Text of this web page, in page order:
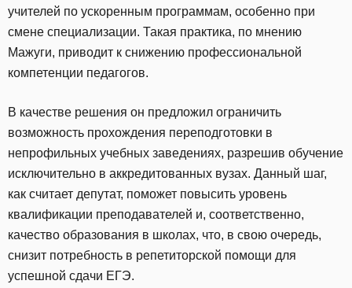
учителей по ускоренным программам, особенно при
смене специализации. Такая практика, по мнению
Мажуги, приводит к снижению профессиональной
компетенции педагогов.
В качестве решения он предложил ограничить
возможность прохождения переподготовки в
непрофильных учебных заведениях, разрешив обучение
исключительно в аккредитованных вузах. Данный шаг,
как считает депутат, поможет повысить уровень
квалификации преподавателей и, соответственно,
качество образования в школах, что, в свою очередь,
снизит потребность в репетиторской помощи для
успешной сдачи ЕГЭ.